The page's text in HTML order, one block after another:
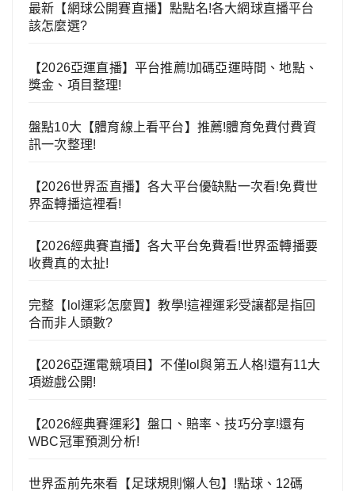
最新【網球公開賽直播】點點名!各大網球直播平台
該怎麼選?
【2026亞運直播】平台推薦!加碼亞運時間、地點、
獎金、項目整理!
盤點10大【體育線上看平台】推薦!體育免費付費資
訊一次整理!
【2026世界盃直播】各大平台優缺點一次看!免費世
界盃轉播這裡看!
【2026經典賽直播】各大平台免費看!世界盃轉播要
收費真的太扯!
完整【lol運彩怎麼買】教學!這裡運彩受讓都是指回
合而非人頭數?
【2026亞運電競項目】不僅lol與第五人格!還有11大
項遊戲公開!
【2026經典賽運彩】盤口、賠率、技巧分享!還有
WBC冠軍預測分析!
世界盃前先來看【足球規則懶人包】!點球、12碼